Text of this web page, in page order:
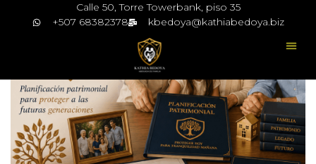
Calle 50, Torre Towerbank, piso 35
+507 68382378
kbedoya@kathiabedoya.biz